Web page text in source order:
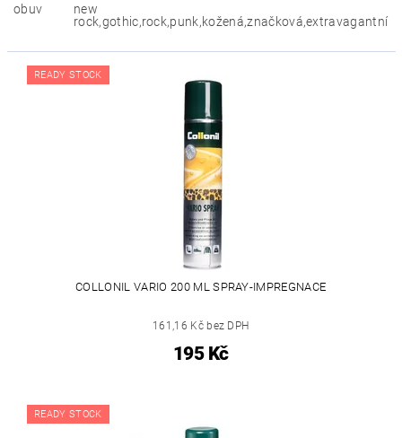
obuv
new
rock,gothic,rock,punk,kožená,značková,extravagantní
READY STOCK
COLLONIL VARIO 200 ML SPRAY-IMPREGNACE
161,16 Kč bez DPH
195 Kč
READY STOCK